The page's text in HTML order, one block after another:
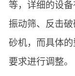
等，详细的设
振动筛、反击
砂机，而具体
要求进行调整。